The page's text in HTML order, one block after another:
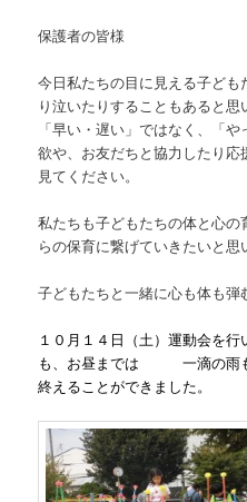
保護者の皆様
今日私たちの目に見える子ど
り泣いたりすることもあると思
「早い・遅い」ではなく、「
欲や、お友だちと協力したり
見てください。
私たちも子どもたちの体と心
らの保育に繋げていきたいと思
子どもたちと一緒に心も体も弾
１０月１４日（土）運動会を
も、お昼までは 一滴の雨も
終えることができました。